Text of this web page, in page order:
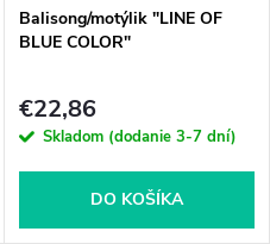
Balisong/motýlik "LINE OF
BLUE COLOR"
€22,86
Skladom (dodanie 3-7 dní)
DO KOŠÍKA